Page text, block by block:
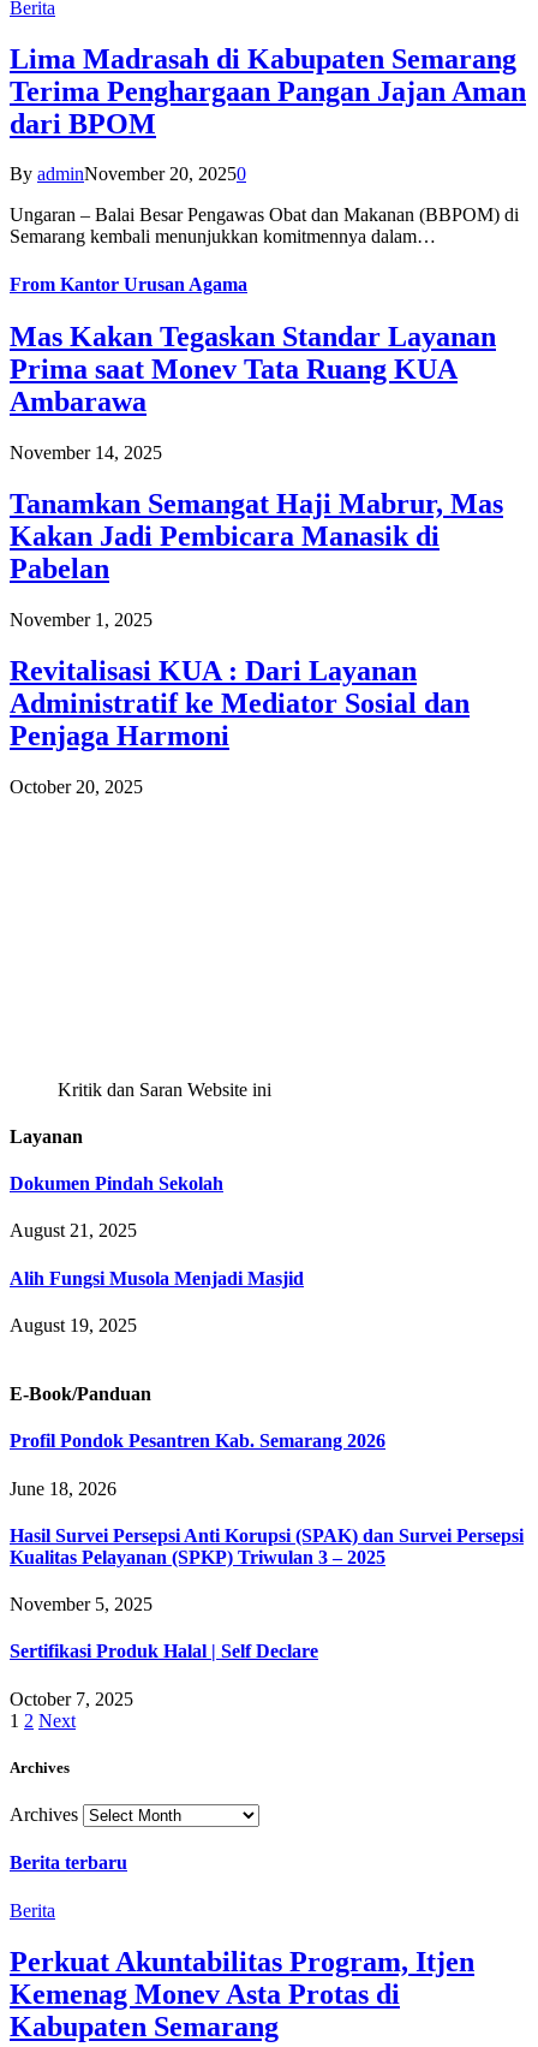
Berita
Lima Madrasah di Kabupaten Semarang
Terima Penghargaan Pangan Jajan Aman
dari BPOM
By adminNovember 20, 20250
Ungaran – Balai Besar Pengawas Obat dan Makanan (BBPOM) di
Semarang kembali menunjukkan komitmennya dalam…
From Kantor Urusan Agama
Mas Kakan Tegaskan Standar Layanan
Prima saat Monev Tata Ruang KUA
Ambarawa
November 14, 2025
Tanamkan Semangat Haji Mabrur, Mas
Kakan Jadi Pembicara Manasik di
Pabelan
November 1, 2025
Revitalisasi KUA : Dari Layanan
Administratif ke Mediator Sosial dan
Penjaga Harmoni
October 20, 2025
Kritik dan Saran Website ini
Layanan
Dokumen Pindah Sekolah
August 21, 2025
Alih Fungsi Musola Menjadi Masjid
August 19, 2025
E-Book/Panduan
Profil Pondok Pesantren Kab. Semarang 2026
June 18, 2026
Hasil Survei Persepsi Anti Korupsi (SPAK) dan Survei Persepsi
Kualitas Pelayanan (SPKP) Triwulan 3 – 2025
November 5, 2025
Sertifikasi Produk Halal | Self Declare
October 7, 2025
1 2 Next
Archives
Archives
Berita terbaru
Berita
Perkuat Akuntabilitas Program, Itjen
Kemenag Monev Asta Protas di
Kabupaten Semarang